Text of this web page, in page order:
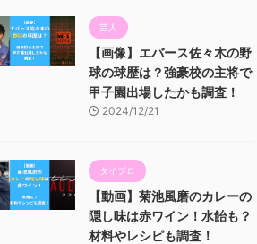
芸人
【画像】エバース佐々木の野
球の球歴は？強豪校の主将で
甲子園出場したかも調査！
2024/12/21
タイプロ
【動画】菊池風磨のカレーの
隠し味は赤ワイン！水飴も？
材料やレシピも調査！